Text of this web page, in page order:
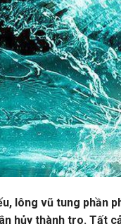
lông vũ tung phần
hủy thành tro. Tất